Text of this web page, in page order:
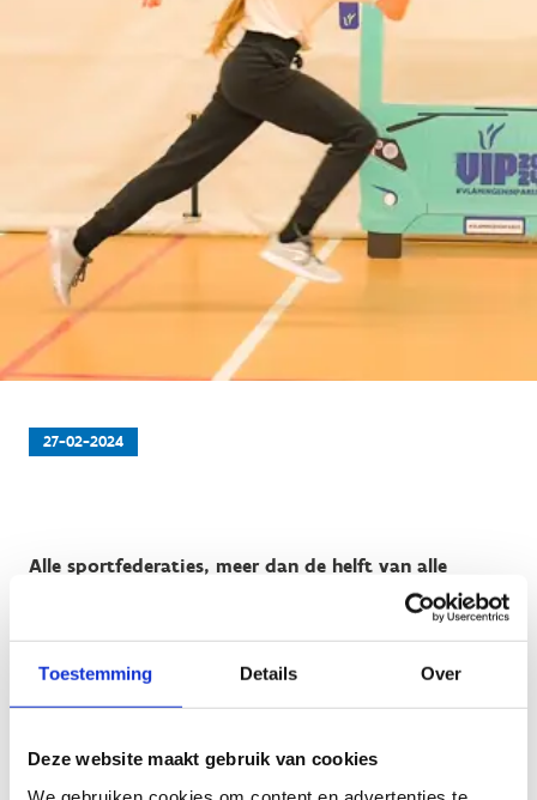
Toestemming Details Over
Deze website maakt gebruik van cookies
27-02-2024
Alle sportfederaties, meer dan de helft van alle
Vlaamse gemeenten en nu al meer dan 66.000
leerlingen sporten extra in het kader van de VIP2024-
deze zomer.